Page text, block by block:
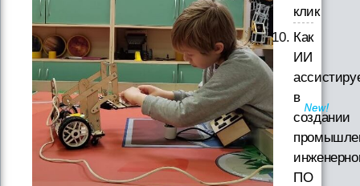
клик
Как
ИИ
в
создании
ПО